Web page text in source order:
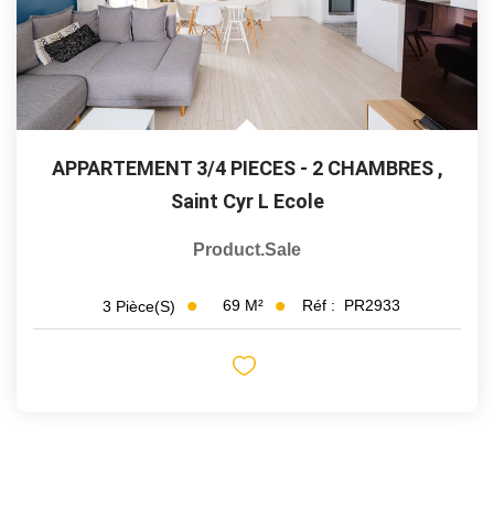
APPARTEMENT 3/4 PIECES - 2 CHAMBRES ,
Saint Cyr L Ecole
Product.sale
3 Pièce(s) 69 M² Réf : PR2933